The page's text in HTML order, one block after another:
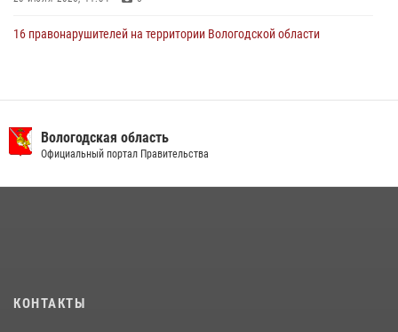
16 правонарушителей на территории Вологодской области
В Великом Устюге росгвардейцы задержали мужчин, устроивших
стрельбу
Росгвардии в Вологодской области
Вологодская область
Официальный портал Правительства
КОНТАКТЫ